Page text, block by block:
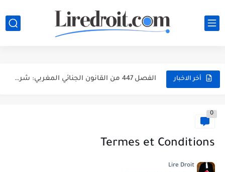
أخر الاخبار
تحميل مجموعة القانون الجنائي المغربي PDF مع آخر التعديلات وشرح...
الفصل 447 من القانون الجنائي المغربي: شرح جرائم انتهاك الحياة...
0
Termes et Conditions
Lire Droit